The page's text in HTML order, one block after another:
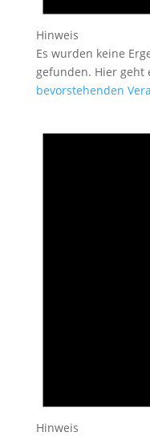
Hinweis
Es wurden keine
gefunden. Hier geht
bevorstehenden
Hinweis